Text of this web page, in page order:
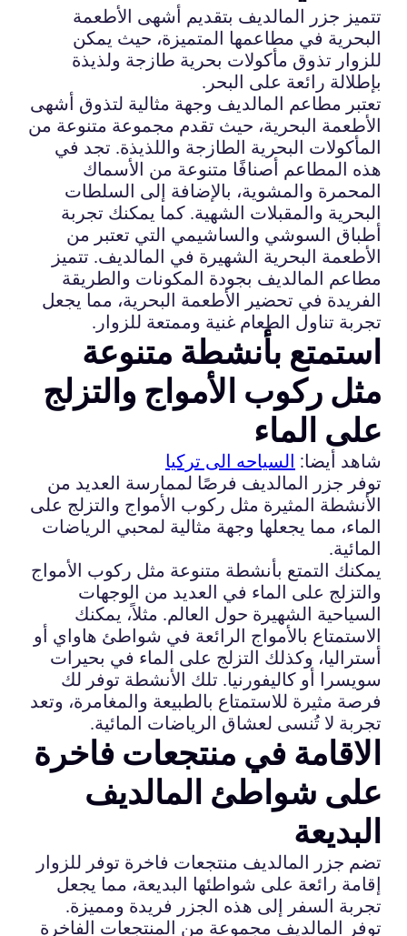
تتميز جزر المالديف بتقديم أشهى الأطعمة
البحرية في مطاعمها المتميزة، حيث يمكن
للزوار تذوق مأكولات بحرية طازجة ولذيذة
بإطلالة رائعة على البحر.
تعتبر مطاعم المالديف وجهة مثالية لتذوق أشهى
الأطعمة البحرية، حيث تقدم مجموعة متنوعة من
المأكولات البحرية الطازجة واللذيذة. تجد في
هذه المطاعم أصنافًا متنوعة من الأسماك
المحمرة والمشوية، بالإضافة إلى السلطات
البحرية والمقبلات الشهية. كما يمكنك تجربة
أطباق السوشي والساشيمي التي تعتبر من
الأطعمة البحرية الشهيرة في المالديف. تتميز
مطاعم المالديف بجودة المكونات والطريقة
الفريدة في تحضير الأطعمة البحرية، مما يجعل
تجربة تناول الطعام غنية وممتعة للزوار.
استمتع بأنشطة متنوعة
مثل ركوب الأمواج والتزلج
على الماء
شاهد أيضا: السياحه الى تركيا
توفر جزر المالديف فرصًا لممارسة العديد من
الأنشطة المثيرة مثل ركوب الأمواج والتزلج على
الماء، مما يجعلها وجهة مثالية لمحبي الرياضات
المائية.
يمكنك التمتع بأنشطة متنوعة مثل ركوب الأمواج
والتزلج على الماء في العديد من الوجهات
السياحية الشهيرة حول العالم. مثلاً، يمكنك
الاستمتاع بالأمواج الرائعة في شواطئ هاواي أو
أستراليا، وكذلك التزلج على الماء في بحيرات
سويسرا أو كاليفورنيا. تلك الأنشطة توفر لك
فرصة مثيرة للاستمتاع بالطبيعة والمغامرة، وتعد
تجربة لا تُنسى لعشاق الرياضات المائية.
الاقامة في منتجعات فاخرة
على شواطئ المالديف
البديعة
تضم جزر المالديف منتجعات فاخرة توفر للزوار
إقامة رائعة على شواطئها البديعة، مما يجعل
تجربة السفر إلى هذه الجزر فريدة ومميزة.
توفر المالديف مجموعة من المنتجعات الفاخرة